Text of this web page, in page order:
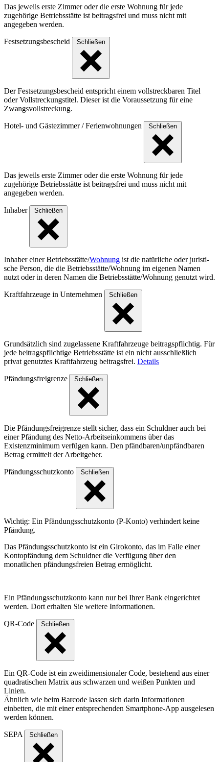
Das jeweils erste Zimmer oder die erste Wohnung für jede
zugehörige Betriebsstätte ist beitragsfrei und muss nicht mit
angegeben werden.
Festsetzungsbescheid Schließen
Der Festsetzungsbescheid entspricht einem vollstreckbaren Titel
oder Vollstreckungstitel. Dieser ist die Voraussetzung für eine
Zwangsvollstreckung.
Hotel- und Gästezimmer / Ferienwohnungen Schließen
Das jeweils erste Zimmer oder die erste Wohnung für jede
zugehörige Betriebsstätte ist beitragsfrei und muss nicht mit
angegeben werden.
Inhaber Schließen
Inhaber einer Betriebs­stät­te/Wohnung ist die natür­liche oder juris­ti­
sche Person, die die Betriebs­stät­te/Woh­nung im eigenen Namen
nutzt oder in deren Namen die Betriebs­stät­te/Woh­nung genutzt wird.
Kraftfahrzeuge in Unternehmen Schließen
Grundsätzlich sind zugelassene Kraftfahrzeuge beitragspflichtig. Für
jede beitragspflichtige Betriebsstätte ist ein nicht ausschließlich
privat genutztes Kraftfahrzeug beitragsfrei. Details
Pfändungsfreigrenze Schließen
Die Pfändungsfreigrenze stellt sicher, dass ein Schuldner auch bei
einer Pfändung des Netto-Arbeitseinkommens über das
Existenzminimum verfügen kann. Den pfändbaren/unpfändbaren
Betrag ermittelt der Arbeitgeber.
Pfändungsschutzkonto Schließen
Wichtig: Ein Pfändungsschutzkonto (P-Konto) verhindert keine
Pfändung.
Das Pfändungsschutzkonto ist ein Girokonto, das im Falle einer
Kontopfändung dem Schuldner die Verfügung über den
monatlichen pfändungsfreien Betrag ermöglicht.
Ein Pfändungsschutzkonto kann nur bei Ihrer Bank eingerichtet
werden. Dort erhalten Sie weitere Informationen.
QR-Code Schließen
Ein QR-Code ist ein zweidimensionaler Code, bestehend aus einer
quadratischen Matrix aus schwarzen und weißen Punkten und
Linien.
Ähnlich wie beim Barcode lassen sich darin Informationen
einbetten, die mit einer entsprechenden Smartphone-App ausgelesen
werden können.
SEPA Schließen